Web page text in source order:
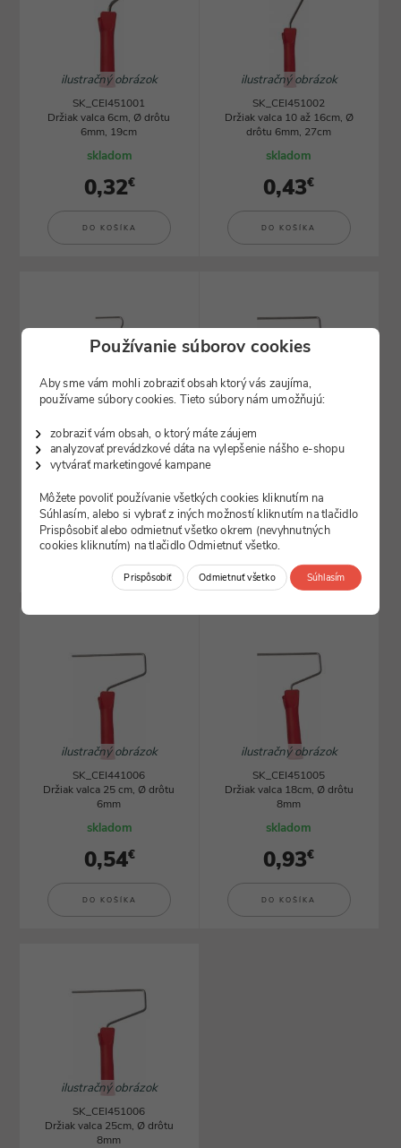
Používanie súborov cookies
Aby sme vám mohli zobraziť obsah ktorý vás zaujíma,
používame súbory cookies. Tieto súbory nám umožňujú:
zobraziť vám obsah, o ktorý máte záujem
analyzovať prevádzkové dáta na vylepšenie nášho e-shopu
vytvárať marketingové kampane
Môžete povoliť používanie všetkých cookies kliknutím na
Súhlasím, alebo si vybrať z iných možností kliknutím na tlačidlo
Prispôsobiť alebo odmietnuť všetko okrem (nevyhnutných
cookies kliknutím) na tlačidlo Odmietnuť všetko.
Prispôsobiť Odmietnuť všetko Súhlasím
ilustračný obrázok
SK_CEI451001
Držiak valca 6cm, Ø drôtu
6mm, 19cm
skladom
0,32€
DO KOŠÍKA
ilustračný obrázok
SK_CEI451002
Držiak valca 10 až 16cm, Ø
drôtu 6mm, 27cm
skladom
0,43€
DO KOŠÍKA
SK_CEI441003
Držiak valca 10 až 16cm, Ø
drôtu 6mm, 39cm
skladom
1,12€
DO KOŠÍKA
SK_CEI441005
Držiak valca 18cm, Ø drôtu
skladom
0,53€
DO KOŠÍKA
ilustračný obrázok
SK_CEI441006
Držiak valca 25 cm, Ø drôtu
6mm
skladom
0,54€
DO KOŠÍKA
ilustračný obrázok
SK_CEI451005
Držiak valca 18cm, Ø drôtu
8mm
skladom
0,93€
DO KOŠÍKA
ilustračný obrázok
SK_CEI451006
Držiak valca 25cm, Ø drôtu
8mm